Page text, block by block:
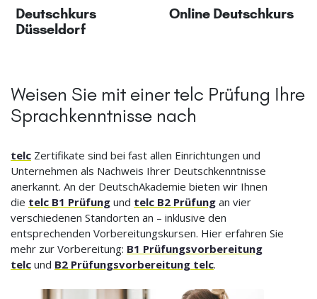
Deutschkurs
Düsseldorf
Online Deutschkurs
Weisen Sie mit einer telc Prüfung Ihre
Sprachkenntnisse nach
telc Zertifikate sind bei fast allen Einrichtungen und
Unternehmen als Nachweis Ihrer Deutschkenntnisse
anerkannt. An der DeutschAkademie bieten wir Ihnen
die telc B1 Prüfung und telc B2 Prüfung an vier
verschiedenen Standorten an – inklusive den
entsprechenden Vorbereitungskursen. Hier erfahren Sie
mehr zur Vorbereitung: B1 Prüfungsvorbereitung
telc und B2 Prüfungsvorbereitung telc.